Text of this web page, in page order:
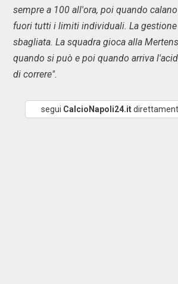
sempre a 100 all'ora, poi quando
fuori tutti i limiti individuali. La gestione
sbagliata. La squadra gioca alla
quando si può e poi quando arriva
di correre".
segui CalcioNapoli24.it